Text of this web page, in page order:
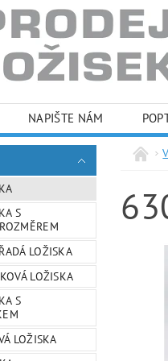
NAPIŠTE NÁM
OSOBNÍCH ÚDAJŮ
S
LOŽISKA
LOŽISKA
S
LOŽISKA